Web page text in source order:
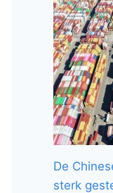
De
sterk